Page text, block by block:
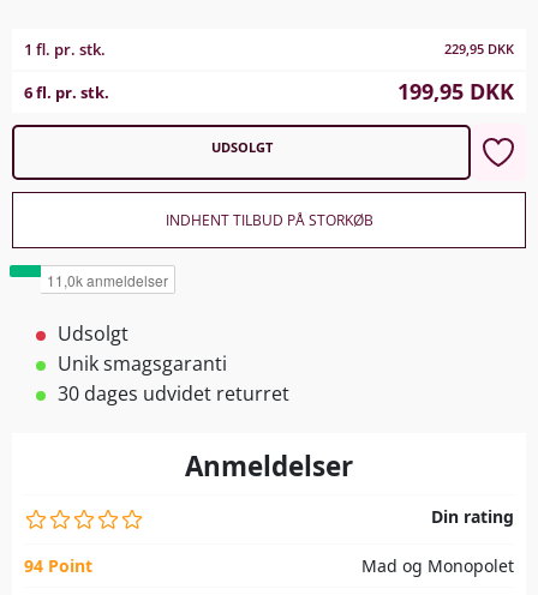
1 fl. pr. stk. 229,95 DKK
6 fl. pr. stk. 199,95 DKK
UDSOLGT
INDHENT TILBUD PÅ STORKØB
Udsolgt
Unik smagsgaranti
30 dages udvidet returret
Anmeldelser
Din rating
94 Point
Mad og Monopolet